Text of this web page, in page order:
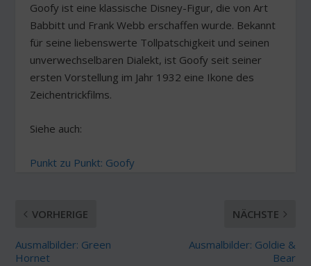
Goofy ist eine klassische Disney-Figur, die von Art
Babbitt und Frank Webb erschaffen wurde. Bekannt
für seine liebenswerte Tollpatschigkeit und seinen
unverwechselbaren Dialekt, ist Goofy seit seiner
ersten Vorstellung im Jahr 1932 eine Ikone des
Zeichentrickfilms.
Siehe auch:
Punkt zu Punkt: Goofy
VORHERIGE
Ausmalbilder: Green
Hornet
NÄCHSTE
Ausmalbilder: Goldie &
Bear